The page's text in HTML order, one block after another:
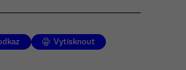
Vytisknout